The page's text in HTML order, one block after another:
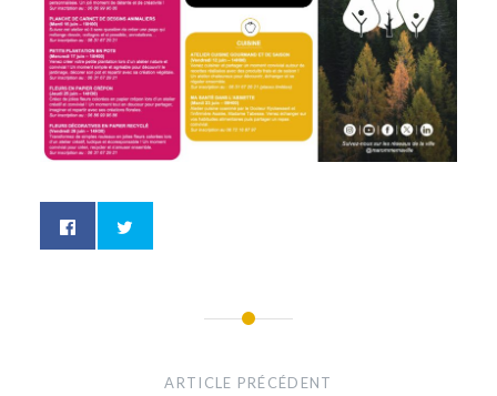
ARTICLE PRÉCÉDENT